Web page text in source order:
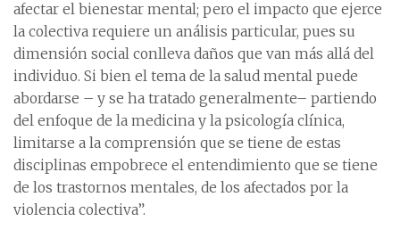
afectar el bienestar mental; pero el impacto que ejerce
la colectiva requiere un análisis particular, pues su
dimensión social conlleva daños que van más allá del
individuo. Si bien el tema de la salud mental puede
abordarse – y se ha tratado generalmente– partiendo
del enfoque de la medicina y la psicología clínica,
limitarse a la comprensión que se tiene de estas
disciplinas empobrece el entendimiento que se tiene
de los trastornos mentales, de los afectados por la
violencia colectiva”.